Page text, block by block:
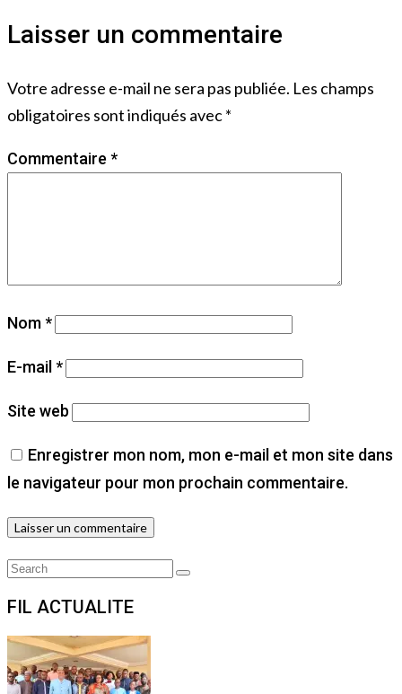
Laisser un commentaire
Votre adresse e-mail ne sera pas publiée. Les champs
obligatoires sont indiqués avec*
Commentaire *
Nom*
E-mail*
Site web
Enregistrer mon nom, mon e-mail et mon site dans
le navigateur pour mon prochain commentaire.
Search
Search
FIL ACTUALITE